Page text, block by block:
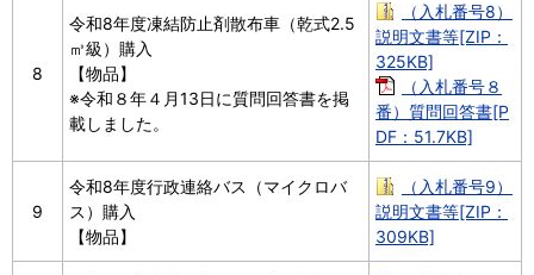
8
令和8年度凍結防止剤散布車（乾式2.5
㎥級）購入
【物品】
※令和８年４月13日に質問回答書を掲
載しました。
（入札番号8）
説明文書等[ZIP：
325KB]
（入札番号８
番）質問回答書[P
DF：51.7KB]
9
令和8年度行政連絡バス（マイクロバ
ス）購入
【物品】
（入札番号9）
説明文書等[ZIP：
309KB]